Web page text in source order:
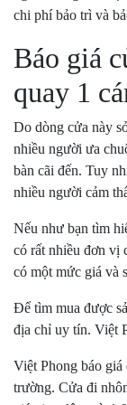
chi phí bảo trì và
Báo giá
quay 1
Do dòng cửa này
nhiều người ưa
bàn cãi đến. Tuy
nhiều người cảm
Nếu như bạn tìm
có rất nhiều đơn vị
có một mức giá và
Để tìm mua được
địa chỉ uy tín. Việt
Việt Phong báo
trường. Cửa đi